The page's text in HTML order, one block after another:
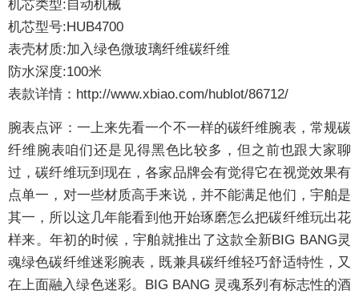
机芯类型:自动机械
机芯型号:HUB4700
表壳材质:加入绿色微玻璃纤维碳纤维
防水深度:100米
表款详情： http://www.xbiao.com/hublot/86712/
腕表点评： 一上来先看一个不一样的碳纤维腕表，常规碳
纤维腕表咱们还是见得黑色比较多，但之前也跟大家聊
过，碳纤维玩到现在，各家品牌会有觉得它在视觉效果有
点单一，对一些材质高手来说，并不能满足他们，宇舶是
其一，所以这几年能看到他开始琢磨怎么把碳纤维玩出花
样来。年初的时候，宇舶就推出了这款全新BIG BANG灵
魂绿色碳纤维迷彩腕表，既兼具碳纤维轻巧舒适特性，又
在上面融入绿色迷彩。BIG BANG 灵魂系列有标志性的酒